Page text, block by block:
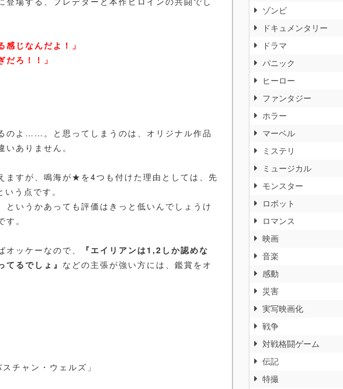
じなんだよ！」
ろ！！」
のよ……。と思ってしまうのは、オリジナル作品
ありません。
ますが、鳴海が★を4つも付けた理由としては、先
う点です。
いうかあっても評価はきっと低いんでしょうけ
。
ッケーなので、
『エイリアンは1,2しか認めな
るでしょ』 などの主張が強い方には、鑑賞をオ
ャン・ウェルズ」
ゾンビ
ドキュメンタリー
ドラマ
パニック
ヒーロー
ファンタジー
ホラー
マーベル
ミステリ
ミュージカル
モンスター
ロボット
ロマンス
映画
音楽
感動
災害
実写映画化
戦争
対戦格闘ゲーム
伝記
特撮